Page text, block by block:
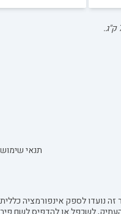
ק"ג.
תנאי שימוש
נועדו לספק אינפורמציה